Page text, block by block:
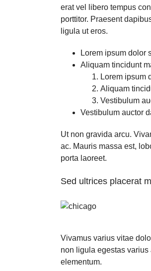
erat vel libero tempus
porttitor. Praesent
ligula ut eros.
Lorem ipsum dolor
Aliquam tincidunt
Lorem ipsum
Aliquam
Vestibulum
Vestibulum auctor
Ut non gravida arcu.
ac. Mauris massa est,
porta laoreet.
Sed ultrices placerat
Vivamus varius vitae
non ligula egestas
elementum.